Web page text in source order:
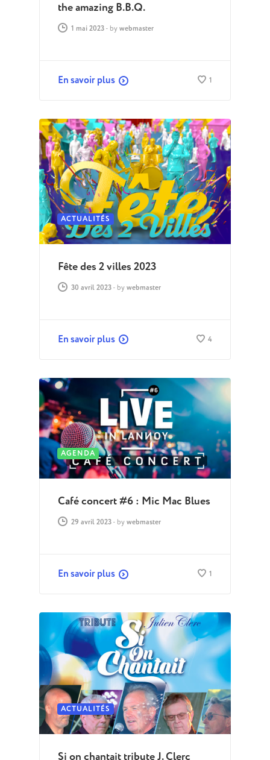
the amazing B.B.Q.
1 mai 2023- by webmaster
En savoir plus 1
ACTUALITÉS
Fête des 2 villes 2023
30 avril 2023- by webmaster
En savoir plus 4
AGENDA
Café concert #6 : Mic Mac Blues
29 avril 2023- by webmaster
En savoir plus 1
ACTUALITÉS
Si on chantait tribute J. Clerc